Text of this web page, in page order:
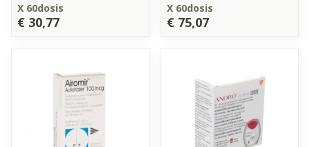
X 60dosis
€ 30,77
X 60dosis
€ 75,07